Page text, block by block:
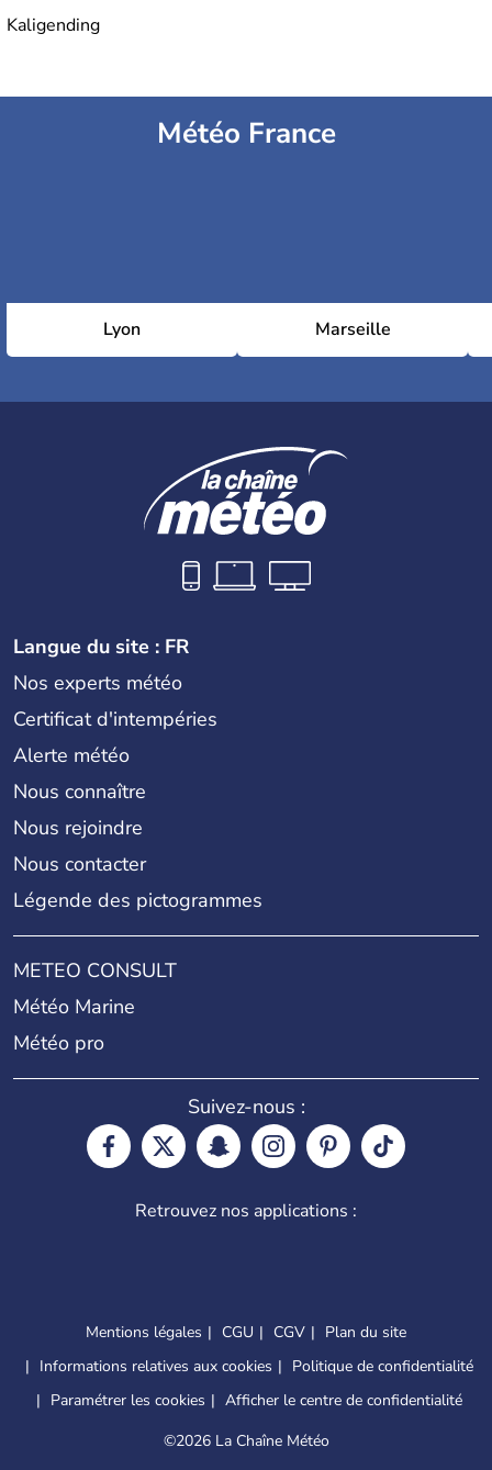
Kaligending
Météo France
Lyon Marseille
Langue du site : FR
Nos experts météo
Certificat d'intempéries
Alerte météo
Nous connaître
Nous rejoindre
Nous contacter
Légende des pictogrammes
METEO CONSULT
Météo Marine
Météo pro
Suivez-nous :
Retrouvez nos applications :
Mentions légales CGU CGV
Plan du site
Informations relatives aux cookies
Politique de confidentialité
Paramétrer les cookies
Afficher le centre de confidentialité
©2026 La Chaîne Météo